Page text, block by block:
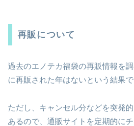
再販について
過去のエノテカ福袋の再販情報を
に再販された年はないという結果で
ただし、キャンセル分などを突発
あるので、通販サイトを定期的に